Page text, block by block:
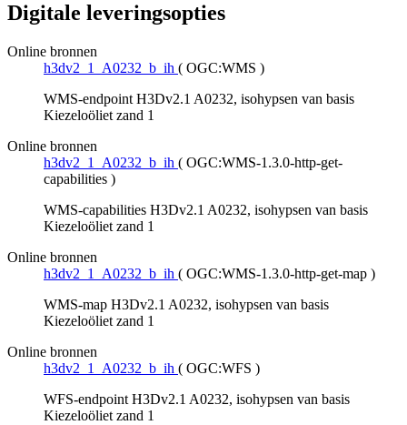
Digitale leveringsopties
Online bronnen
h3dv2_1_A0232_b_ih ( OGC:WMS )
WMS-endpoint H3Dv2.1 A0232, isohypsen van basis
Kiezeloöliet zand 1
Online bronnen
h3dv2_1_A0232_b_ih ( OGC:WMS-1.3.0-http-get-
capabilities )
WMS-capabilities H3Dv2.1 A0232, isohypsen van basis
Kiezeloöliet zand 1
Online bronnen
h3dv2_1_A0232_b_ih ( OGC:WMS-1.3.0-http-get-map )
WMS-map H3Dv2.1 A0232, isohypsen van basis
Kiezeloöliet zand 1
Online bronnen
h3dv2_1_A0232_b_ih ( OGC:WFS )
WFS-endpoint H3Dv2.1 A0232, isohypsen van basis
Kiezeloöliet zand 1